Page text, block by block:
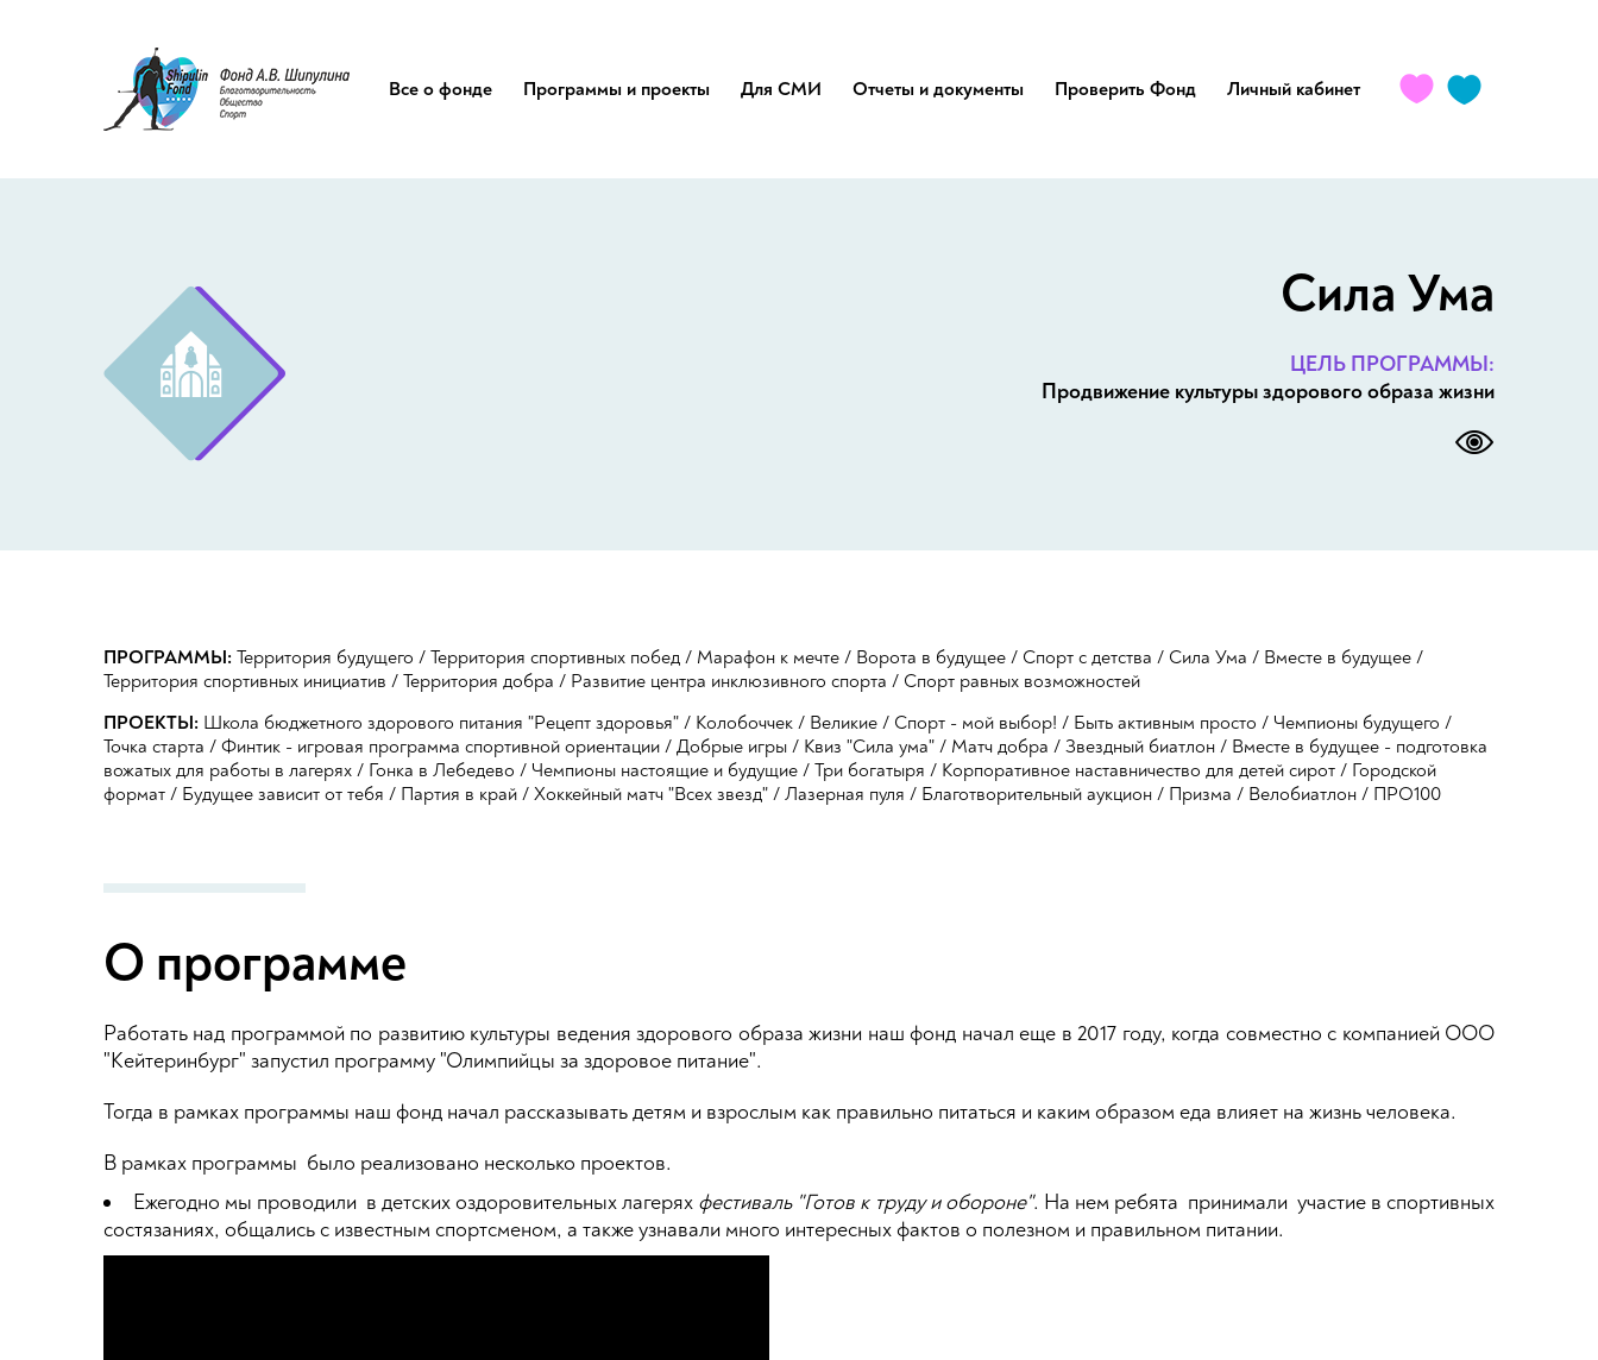
Все о фонде Программы и проекты Для СМИ Отчеты и документы Проверить Фонд Личный кабинет
Сила Ума
ЦЕЛЬ ПРОГРАММЫ:
Продвижение культуры здорового образа жизни
ПРОГРАММЫ: Территория будущего / Территория спортивных побед / Марафон к мечте / Ворота в будущее / Спорт с детства / Сила Ума / Вместе в будущее /
Территория спортивных инициатив / Территория добра / Развитие центра инклюзивного спорта / Спорт равных возможностей
ПРОЕКТЫ: Школа бюджетного здорового питания "Рецепт здоровья" / Колобоччек / Великие / Спорт - мой выбор! / Быть активным просто / Чемпионы будущего /
Точка старта / Финтик - игровая программа спортивной ориентации / Добрые игры / Квиз "Сила ума" / Матч добра / Звездный биатлон / Вместе в будущее - подготовка
вожатых для работы в лагерях / Гонка в Лебедево / Чемпионы настоящие и будущие / Три богатыря / Корпоративное наставничество для детей сирот / Городской
формат / Будущее зависит от тебя / Партия в край / Хоккейный матч "Всех звезд" / Лазерная пуля / Благотворительный аукцион / Призма / Велобиатлон / ПРО100
О программе
Работать над программой по развитию культуры ведения здорового образа жизни наш фонд начал еще в 2017 году, когда совместно с компанией ООО
"Кейтеринбург" запустил программу "Олимпийцы за здоровое питание".
Тогда в рамках программы наш фонд начал рассказывать детям и взрослым как правильно питаться и каким образом еда влияет на жизнь человека.
В рамках программы было реализовано несколько проектов.
Ежегодно мы проводили в детских оздоровительных лагерях фестиваль "Готов к труду и обороне". На нем ребята принимали участие в спортивных
состязаниях, общались с известным спортсменом, а также узнавали много интересных фактов о полезном и правильном питании.